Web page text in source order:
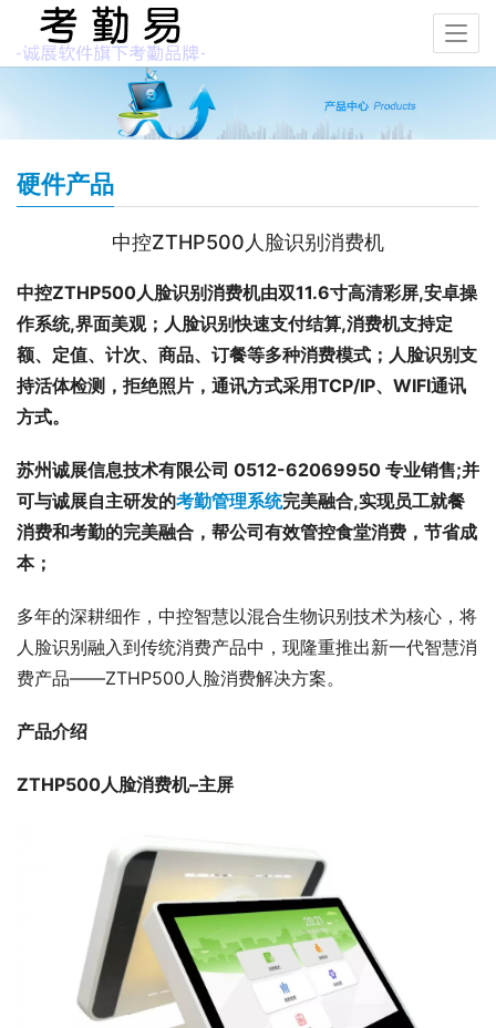
硬件产品
中控ZTHP500人脸识别消费机
中控ZTHP500人脸识别消费机由双11.6寸高清彩屏,安卓操
作系统,界面美观；人脸识别快速支付结算,消费机支持定
额、定值、计次、商品、订餐等多种消费模式；人脸识别支
持活体检测，拒绝照片，通讯方式采用TCP/IP、WIFI通讯
方式。
苏州诚展信息技术有限公司 0512-62069950 专业销售;并
可与诚展自主研发的考勤管理系统完美融合,实现员工就餐
消费和考勤的完美融合，帮公司有效管控食堂消费，节省成
本；
多年的深耕细作，中控智慧以混合生物识别技术为核心，将
人脸识别融入到传统消费产品中，现隆重推出新一代智慧消
费产品——ZTHP500人脸消费解决方案。
产品介绍
ZTHP500人脸消费机–主屏